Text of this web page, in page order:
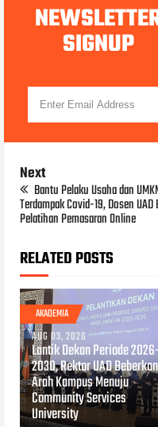
SIGNUP
Next
Bantu Pelaku Usaha dan
Terdampak Covid-19, Dosen UAD
Pelatihan Pemasaran Online
RELATED POSTS
AKADEMIA
AUG 03, 2026
Lantik Dekan Periode
2030, Rektor UAD Beberkan
Arah Kampus Menuju
Community Services
University